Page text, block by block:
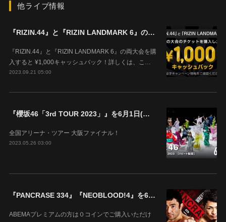
他ライブ情報
『RIZIN.44』と『RIZIN LANDMARK 6』の両大会を購入すると ¥1,000キャッシュバック！
『RIZIN.44』と『RIZIN LANDMARK 6』の両大会を購
入すると ¥1,000キャッシュバック！詳しくは、こ…
2023.09.21 05:00
『櫻坂46「3rd TOUR 2023」』を6月1日(木)18時よりABEMAで生配信決定！
全国アリーナ・ツアー 大阪ファイナル！
2023.05.26 03:00
『PANCRASE 334』『NEOBLOOD!4』を6月4日(日)14時00分よりABEMAで生中継！
ABEMAプレミアムの方は０コインでご購入いただけ